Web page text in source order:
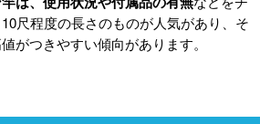
尺程度の長さのものが人気があり、そ
がつきやすい傾向があります。